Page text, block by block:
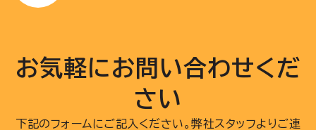
お気軽にお問い合わせくだ
さい
下記のフォームにご記入ください。弊社スタッフよりご連